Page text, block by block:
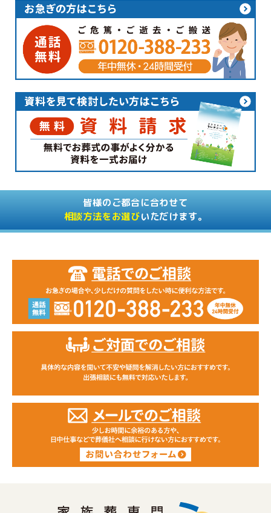
皆様のご都合に合わせて
相談方法をお選びいただけます。